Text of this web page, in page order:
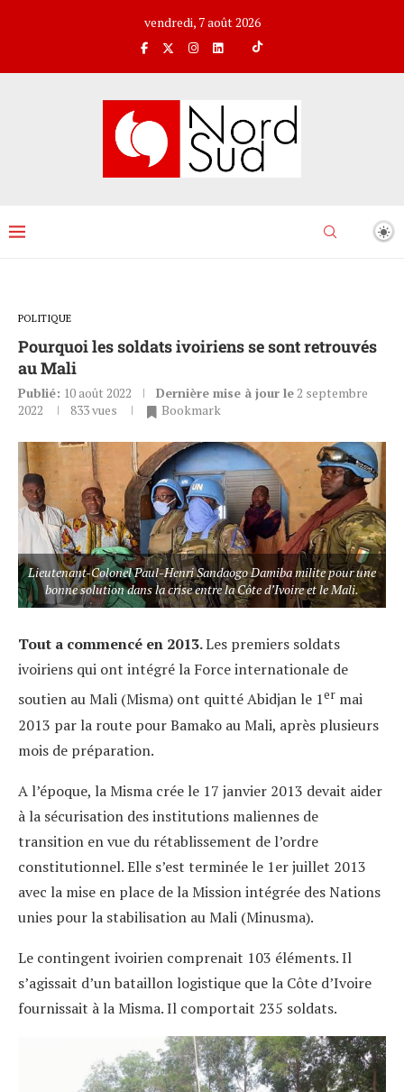
vendredi, 7 août 2026
POLITIQUE
Pourquoi les soldats ivoiriens se sont retrouvés
au Mali
Publié: 10 août 2022 Dernière mise à jour le 2 septembre
2022
833vues Bookmark
Lieutenant-Colonel Paul-Henri Sandaogo Damiba milite pour une
bonne solution dans la crise entre la Côte d’Ivoire et le Mali.
Tout a commencé en 2013.Les premiers soldats
ivoiriens qui ont intégré la Force internationale de
soutien au Mali (Misma) ont quitté Abidjan le 1er mai
2013 par la route pour Bamako au Mali, après plusieurs
mois de préparation.
A l’époque, la Misma crée le 17 janvier 2013 devait aider
à la sécurisation des institutions maliennes de
transition en vue du rétablissement de l’ordre
constitutionnel. Elle s’est terminée le 1er juillet 2013
avec la mise en place de la Mission intégrée des Nations
unies pour la stabilisation au Mali (Minusma).
Le contingent ivoirien comprenait 103 éléments. Il
s’agissait d’un bataillon logistique que la Côte d’Ivoire
fournissait à la Misma. Il comportait 235 soldats.